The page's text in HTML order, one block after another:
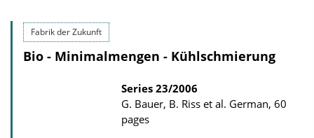
l
a
d
i
a
t
i
Fabrik der Zukunft
Bio - Minimalmengen - Kühlschmierung
Series 23/2006
G. Bauer, B. Riss et al. German, 60
pages